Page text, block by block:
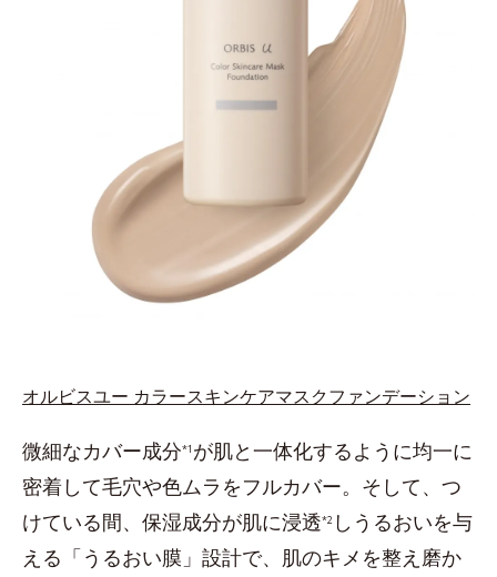
オルビスユー カラースキンケアマスクファンデーション
微細なカバー成分*1 が肌と一体化するように均一に
密着して毛穴や色ムラをフルカバー。そして、つ
けている間、保湿成分が肌に浸透*2 しうるおいを与
える「うるおい膜」設計で、肌のキメを整え磨か